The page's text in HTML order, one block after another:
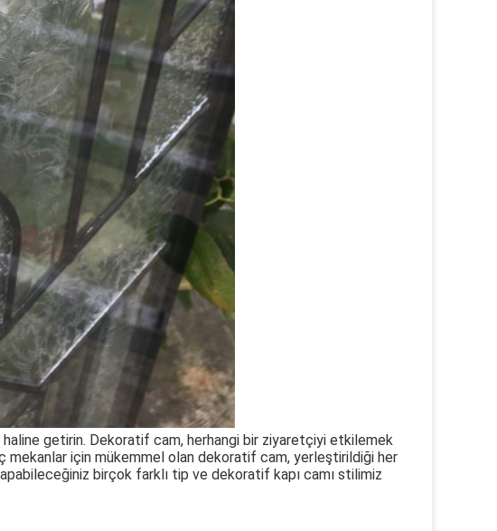
haline getirin. Dekoratif cam, herhangi bir ziyaretçiyi etkilemek
mekanlar için mükemmel olan dekoratif cam, yerleştirildiği her
birçok farklı tip ve dekoratif kapı camı stilimiz